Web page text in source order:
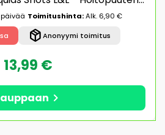
päivää Toimitushinta:Alk. 6,90 €
package_2Anonyymi toimitus
13,99 €
chevron_right